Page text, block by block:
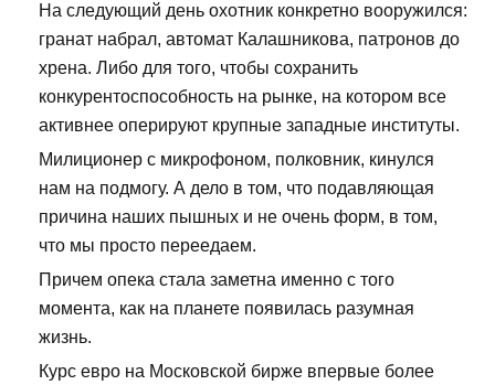
На следующий день охотник конкретно вооружился:
гранат набрал, автомат Калашникова, патронов до
хрена. Либо для того, чтобы сохранить
конкурентоспособность на рынке, на котором все
активнее оперируют крупные западные институты.
Милиционер с микрофоном, полковник, кинулся
нам на подмогу. А дело в том, что подавляющая
причина наших пышных и не очень форм, в том,
что мы просто переедаем.
Причем опека стала заметна именно с того
момента, как на планете появилась разумная
жизнь.
Курс евро на Московской бирже впервые более